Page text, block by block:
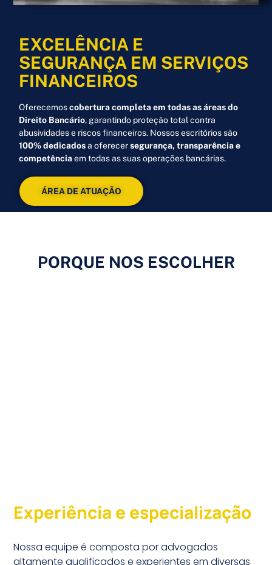
EXCELÊNCIA E
SEGURANÇA EM SERVIÇOS
FINANCEIROS
Oferecemoscobertura completa em todas as áreas do
Direito Bancário, garantindo proteção total contra
abusividades e riscos financeiros. Nossos escritórios são
100% dedicadosa oferecersegurança, transparência e
competênciaem todas as suas operações bancárias.
ÁREA DE ATUAÇÃO
PORQUE NOS ESCOLHER
Experiência e especialização
Nossa equipe é composta por advogados
altamente qualificados e experientes em diversas